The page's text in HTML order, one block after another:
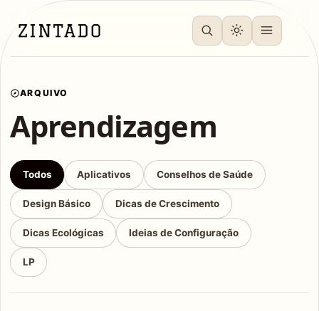
ARQUIVO
Aprendizagem
Todos Aplicativos Conselhos de Saúde
Design Básico Dicas de Crescimento
Dicas Ecológicas Ideias de Configuração
LP